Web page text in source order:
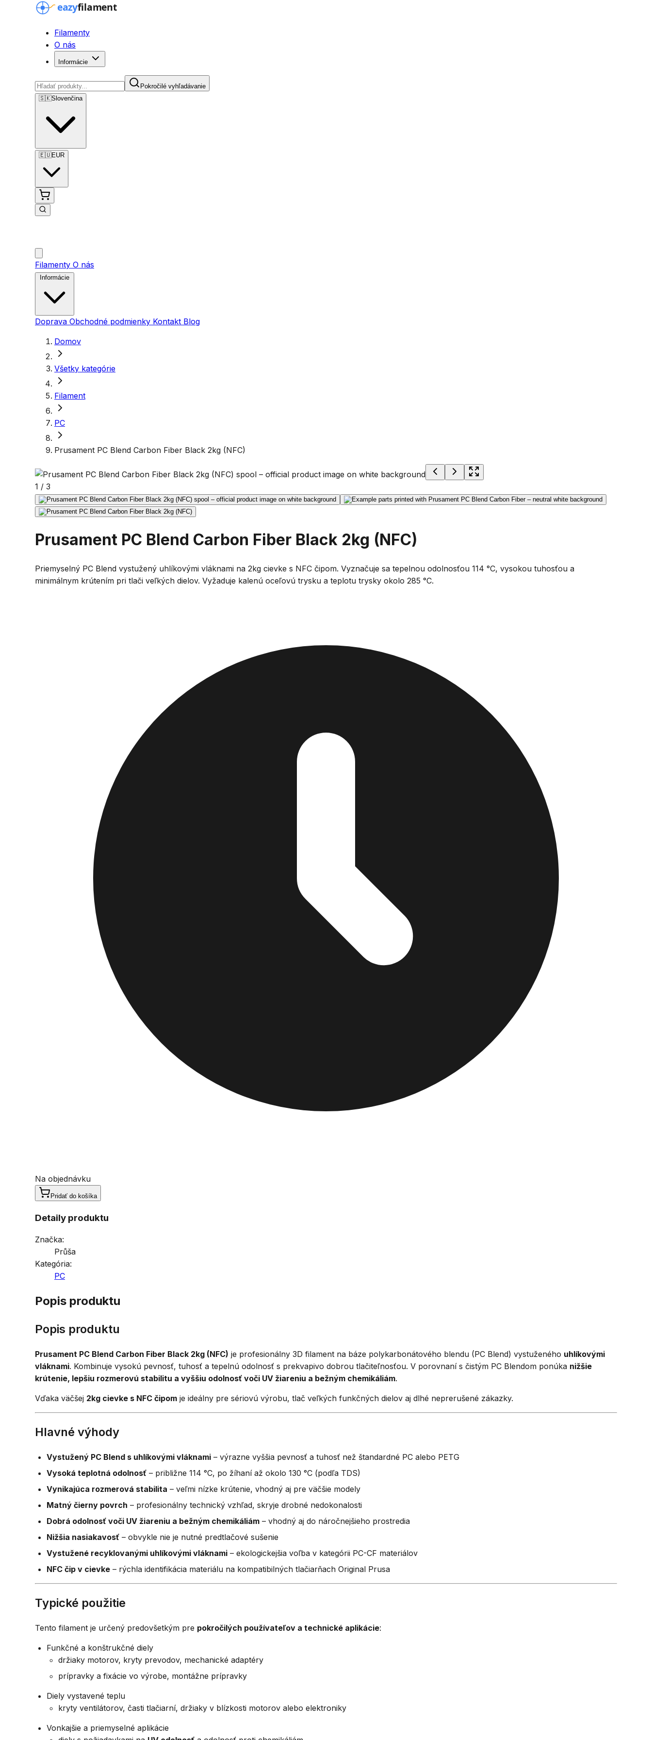
Filamenty
O nás
Informácie
Pokročilé vyhľadávanie
🇸🇰Slovenčina
🇪🇺EUR
Filamenty O nás
Doprava Obchodné podmienky Kontakt Blog
Domov
Všetky kategórie
Filament
PC
Prusament PC Blend Carbon Fiber Black 2kg (NFC)
1 / 3
Prusament PC Blend Carbon Fiber Black 2kg (NFC)
Priemyselný PC Blend vystužený uhlíkovými vláknami na 2kg cievke s NFC čipom. Vyznačuje sa tepelnou odolnosťou 114 °C, vysokou tuhosťou a
minimálnym krútením pri tlači veľkých dielov. Vyžaduje kalenú oceľovú trysku a teplotu trysky okolo 285 °C.
Na objednávku
Pridať do košíka
Detaily produktu
Značka:
Průša
Kategória:
PC
Popis produktu
Popis produktu
Prusament PC Blend Carbon Fiber Black 2kg (NFC) je profesionálny 3D filament na báze polykarbonátového blendu (PC Blend) vystuženého uhlíkovými
vláknami. Kombinuje vysokú pevnosť, tuhosť a tepelnú odolnosť s prekvapivo dobrou tlačiteľnosťou. V porovnaní s čistým PC Blendom ponúka nižšie
krútenie, lepšiu rozmerovú stabilitu a vyššiu odolnosť voči UV žiareniu a bežným chemikáliám.
Vďaka väčšej 2kg cievke s NFC čipom je ideálny pre sériovú výrobu, tlač veľkých funkčných dielov aj dlhé neprerušené zákazky.
Hlavné výhody
Vystužený PC Blend s uhlíkovými vláknami – výrazne vyššia pevnosť a tuhosť než štandardné PC alebo PETG
Vysoká teplotná odolnosť – približne 114 °C, po žíhaní až okolo 130 °C (podľa TDS)
Vynikajúca rozmerová stabilita – veľmi nízke krútenie, vhodný aj pre väčšie modely
Matný čierny povrch – profesionálny technický vzhľad, skryje drobné nedokonalosti
Dobrá odolnosť voči UV žiareniu a bežným chemikáliám – vhodný aj do náročnejšieho prostredia
Nižšia nasiakavosť – obvykle nie je nutné predtlačové sušenie
Vystužené recyklovanými uhlíkovými vláknami – ekologickejšia voľba v kategórii PC-CF materiálov
NFC čip v cievke – rýchla identifikácia materiálu na kompatibilných tlačiarňach Original Prusa
Typické použitie
Tento filament je určený predovšetkým pre pokročilých používateľov a technické aplikácie:
Funkčné a konštrukčné diely
držiaky motorov, kryty prevodov, mechanické adaptéry
prípravky a fixácie vo výrobe, montážne prípravky
Diely vystavené teplu
kryty ventilátorov, časti tlačiarní, držiaky v blízkosti motorov alebo elektroniky
Vonkajšie a priemyselné aplikácie